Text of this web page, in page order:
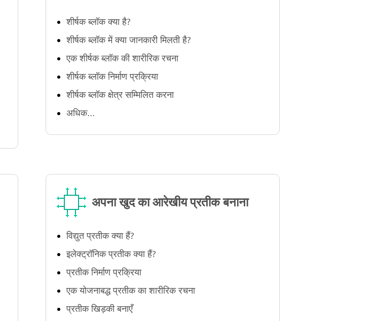
शीर्षक ब्लॉक क्या है?
शीर्षक ब्लॉक में क्या जानकारी मिलती है?
एक शीर्षक ब्लॉक की शारीरिक रचना
शीर्षक ब्लॉक निर्माण प्रक्रिया
शीर्षक ब्लॉक क्षेत्र सम्मिलित करना
अधिक...
अपना खुद का आरेखीय प्रतीक बनाना
विद्युत प्रतीक क्या हैं?
इलेक्ट्रॉनिक प्रतीक क्या हैं?
प्रतीक निर्माण प्रक्रिया
एक योजनाबद्ध प्रतीक का शारीरिक रचना
प्रतीक खिड़की बनाएँ